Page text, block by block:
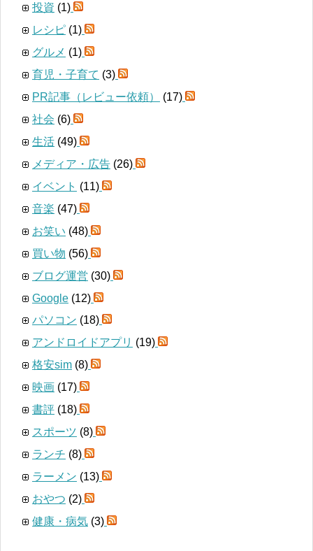
投資 (1)
レシピ (1)
グルメ (1)
育児・子育て (3)
PR記事（レビュー依頼）
(17)
社会 (6)
生活 (49)
メディア・広告 (26)
イベント (11)
音楽 (47)
お笑い (48)
買い物 (56)
ブログ運営 (30)
Google (12)
パソコン (18)
アンドロイドアプリ (19)
格安sim (8)
映画 (17)
書評 (18)
スポーツ (8)
ランチ (8)
ラーメン (13)
おやつ (2)
健康・病気 (3)